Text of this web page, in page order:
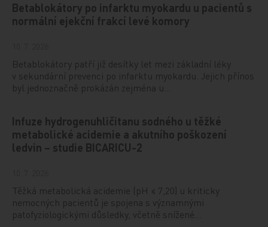
Betablokátory po infarktu myokardu u pacientů s
normální ejekční frakcí levé komory
Betablokátory patří již desítky let mezi základní léky
v sekundární prevenci po infarktu myokardu. Jejich přínos
byl jednoznačně prokázán zejména u…
Infuze hydrogenuhličitanu sodného u těžké
metabolické acidemie a akutního poškození
ledvin – studie BICARICU-2
Těžká metabolická acidemie (pH ≤ 7,20) u kriticky
nemocných pacientů je spojena s významnými
patofyziologickými důsledky, včetně snížené…